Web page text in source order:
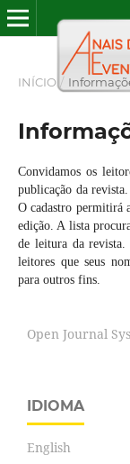
INÍCIO /
Convidamos os
publicação da
O cadastro permitirá
edição. A lista
de leitura da
leitores que seus
para outros fins.
Open Journal
IDIOMA
English